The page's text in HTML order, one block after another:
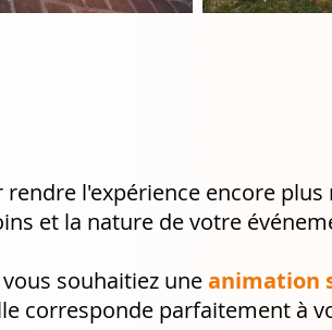
rendre l'expérience encore
et la nature de votre
souhaitiez uneanimation
corresponde parfaitement à